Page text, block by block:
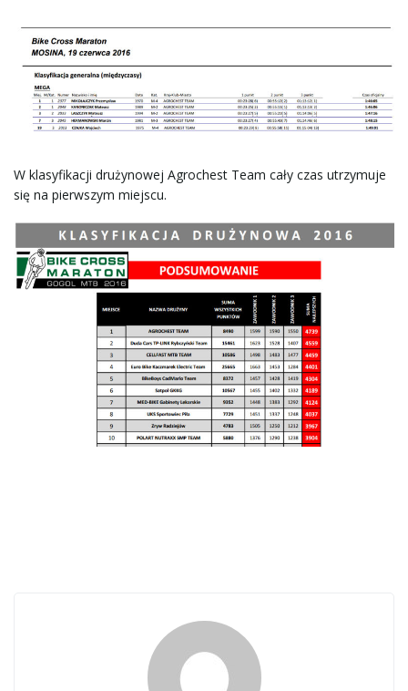
a
w
i
W klasyfikacji drużynowej Agrochest Team cały czas utrzymuje
się na pierwszym miejscu.